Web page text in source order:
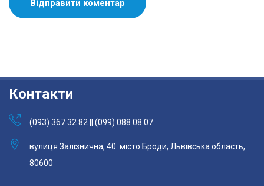
Контакти
(093) 367 32 82 || (099) 088 08 07
вулиця Залізнична, 40. місто Броди, Львівська область,
80600